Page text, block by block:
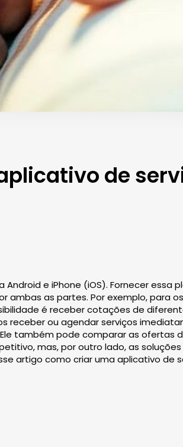
de
e iPhone (iOS). Fornecer essa
as partes. Por exemplo, para
é receber cotações de
receber ou agendar serviços
também pode comparar as ofertas
mas, por outro lado, as
artigo como criar uma aplicativo